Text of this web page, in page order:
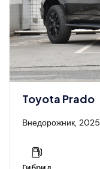
Toyota Prado
Внедорожник, 2025